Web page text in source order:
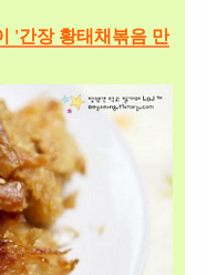
'간장 황태채볶음 만